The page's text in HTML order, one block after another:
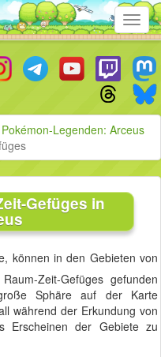
Pokémon-Legenden: Arceus
Gefüges in
können in den Gebieten von
Zeit-Gefüges gefunden
Sphäre auf der Karte
während der Erkundung von
Erscheinen der Gebiete zu